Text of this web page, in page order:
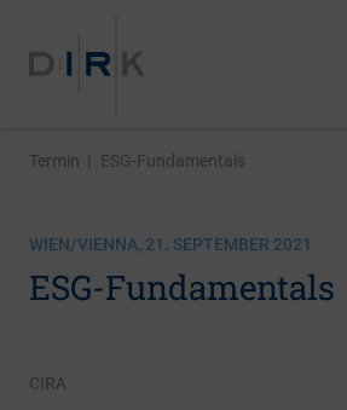
Termin | ESG-Fundamentals
WIEN/VIENNA, 21. SEPTEMBER 2021
ESG-Fundamentals
CIRA